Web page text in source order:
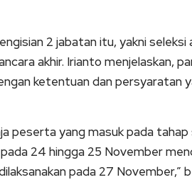
2 jabatan itu, yakni seleksi
akhir. Irianto menjelaskan,
ketentuan dan persyaratan
peserta yang masuk pada tahap
24 hingga 25 November
pada 27 November,”